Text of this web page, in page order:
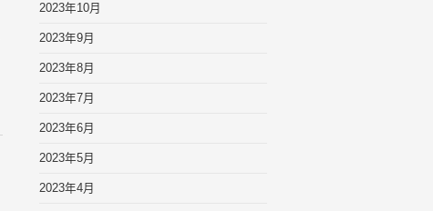
2023年10月
2023年9月
2023年8月
2023年7月
2023年6月
2023年5月
2023年4月